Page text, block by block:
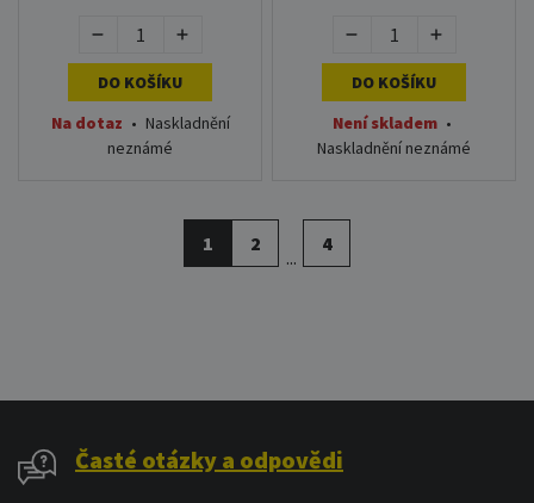
DO KOŠÍKU
Na dotaz • Naskladnění
neznámé
DO KOŠÍKU
Není skladem •
Naskladnění neznámé
1 2
...
4
Časté otázky a odpovědi